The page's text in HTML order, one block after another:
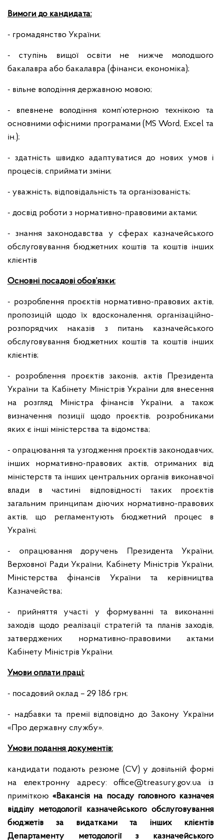
Вимоги до кандидата:
- громадянство України;
- ступінь вищої освіти не нижче молодшого
бакалавра або бакалавра (фінанси, економіка);
- вільне володіння державною мовою;
- впевнене володіння комп’ютерною технікою та
основними офісними програмами (MS Word, Excel та
ін.);
- здатність швидко адаптуватися до нових умов і
процесів, сприймати зміни;
- уважність, відповідальність та організованість;
- досвід роботи з нормативно-правовими актами;
- знання законодавства у сферах казначейського
обслуговування бюджетних коштів та коштів інших
клієнтів
Основні посадові обов’язки:
- розроблення проєктів нормативно-правових актів,
пропозицій щодо їх вдосконалення, організаційно-
розпорядчих наказів з питань казначейського
обслуговування бюджетних коштів та коштів інших
клієнтів;
- розроблення проєктів законів, актів Президента
України та Кабінету Міністрів України для внесення
на розгляд Міністра фінансів України, а також
визначення позиції щодо проєктів, розробниками
яких є інші міністерства та відомства;
- опрацювання та узгодження проєктів законодавчих,
інших нормативно-правових актів, отриманих від
міністерств та інших центральних органів виконавчої
влади в частині відповідності таких проєктів
загальним принципам діючих нормативно-правових
актів, що регламентують бюджетний процес в
Україні;
- опрацювання доручень Президента України,
Верховної Ради України, Кабінету Міністрів України,
Міністерства фінансів України та керівництва
Казначейства;
- прийняття участі у формуванні та виконанні
заходів щодо реалізації стратегій та планів заходів,
затверджених нормативно-правовими актами
Кабінету Міністрів України.
Умови оплати праці:
- посадовий оклад – 29 186 грн;
- надбавки та премії відповідно до Закону України
«Про державну службу».
Умови подання документів:
кандидати подають резюме (СV) у довільній формі
на електронну адресу: office@treasury.gov.ua із
приміткою«Вакансія на посаду головного казначея
відділу методології казначейського обслуговування
бюджетів за видатками та інших клієнтів
Департаменту методології з казначейського